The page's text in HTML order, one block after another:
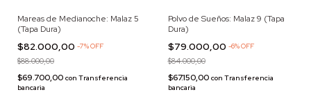
Mareas de Medianoche: Malaz 5
(Tapa Dura)
$82.000,00 -7%OFF
$88.000,00
$69.700,00 con Transferencia
bancaria
Polvo de Sueños: Malaz 9 (Tapa
Dura)
$79.000,00 -6%OFF
$84.000,00
$67.150,00 con Transferencia
bancaria